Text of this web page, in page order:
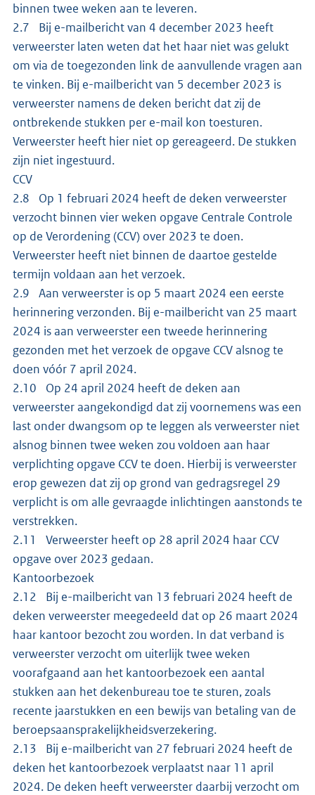
binnen twee weken aan te leveren.
2.7 Bij e-mailbericht van 4 december 2023 heeft
verweerster laten weten dat het haar niet was gelukt
om via de toegezonden link de aanvullende vragen aan
te vinken. Bij e-mailbericht van 5 december 2023 is
verweerster namens de deken bericht dat zij de
ontbrekende stukken per e-mail kon toesturen.
Verweerster heeft hier niet op gereageerd. De stukken
zijn niet ingestuurd.
CCV
2.8 Op 1 februari 2024 heeft de deken verweerster
verzocht binnen vier weken opgave Centrale Controle
op de Verordening (CCV) over 2023 te doen.
Verweerster heeft niet binnen de daartoe gestelde
termijn voldaan aan het verzoek.
2.9 Aan verweerster is op 5 maart 2024 een eerste
herinnering verzonden. Bij e-mailbericht van 25 maart
2024 is aan verweerster een tweede herinnering
gezonden met het verzoek de opgave CCV alsnog te
doen vóór 7 april 2024.
2.10 Op 24 april 2024 heeft de deken aan
verweerster aangekondigd dat zij voornemens was een
last onder dwangsom op te leggen als verweerster niet
alsnog binnen twee weken zou voldoen aan haar
verplichting opgave CCV te doen. Hierbij is verweerster
erop gewezen dat zij op grond van gedragsregel 29
verplicht is om alle gevraagde inlichtingen aanstonds te
verstrekken.
2.11 Verweerster heeft op 28 april 2024 haar CCV
opgave over 2023 gedaan.
Kantoorbezoek
2.12 Bij e-mailbericht van 13 februari 2024 heeft de
deken verweerster meegedeeld dat op 26 maart 2024
haar kantoor bezocht zou worden. In dat verband is
verweerster verzocht om uiterlijk twee weken
voorafgaand aan het kantoorbezoek een aantal
stukken aan het dekenbureau toe te sturen, zoals
recente jaarstukken en een bewijs van betaling van de
beroepsaansprakelijkheidsverzekering.
2.13 Bij e-mailbericht van 27 februari 2024 heeft de
deken het kantoorbezoek verplaatst naar 11 april
2024. De deken heeft verweerster daarbij verzocht om